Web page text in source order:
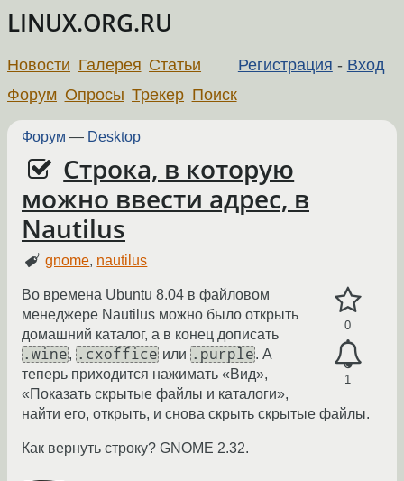
LINUX.ORG.RU
Регистрация - Вход
Новости Галерея Статьи
Форум Опросы Трекер Поиск
Форум — Desktop
Строка, в которую
можно ввести адрес, в
Nautilus
gnome, nautilus
0
1
Во времена Ubuntu 8.04 в файловом
менеджере Nautilus можно было открыть
домашний каталог, а в конец дописать
.wine, .cxoffice или .purple. А
теперь приходится нажимать «Вид»,
«Показать скрытые файлы и каталоги»,
найти его, открыть, и снова скрыть скрытые файлы.
Как вернуть строку? GNOME 2.32.